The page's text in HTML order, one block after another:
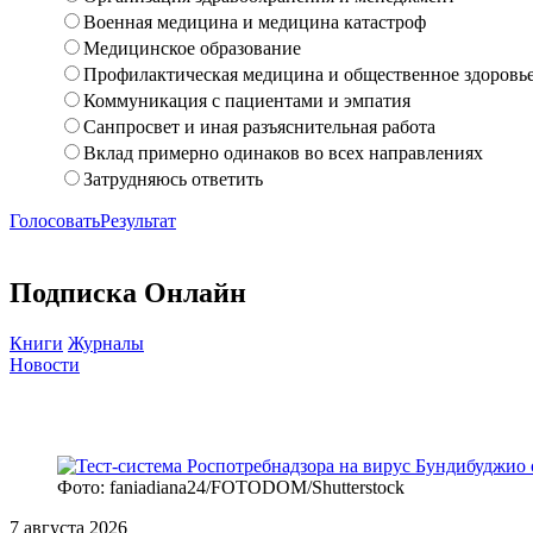
Военная медицина и медицина катастроф
Медицинское образование
Профилактическая медицина и общественное
Коммуникация с пациентами и эмпатия
Санпросвет и иная разъяснительная работа
Вклад примерно одинаков во всех направлениях
Затрудняюсь ответить
ГолосоватьРезультат
Подписка Онлайн
Книги Журналы
Новости
Фото: faniadiana24/FOTODOM/Shutterstock
7 августа 2026